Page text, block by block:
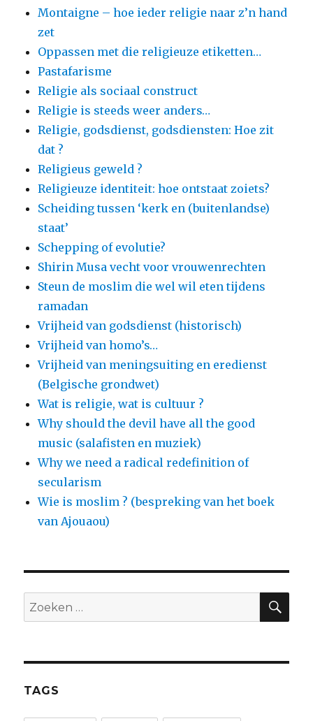
Montaigne – hoe ieder religie naar z’n hand
zet
Oppassen met die religieuze etiketten…
Pastafarisme
Religie als sociaal construct
Religie is steeds weer anders…
Religie, godsdienst, godsdiensten: Hoe zit
dat ?
Religieus geweld ?
Religieuze identiteit: hoe ontstaat zoiets?
Scheiding tussen ‘kerk en (buitenlandse)
staat’
Schepping of evolutie?
Shirin Musa vecht voor vrouwenrechten
Steun de moslim die wel wil eten tijdens
ramadan
Vrijheid van godsdienst (historisch)
Vrijheid van homo’s…
Vrijheid van meningsuiting en eredienst
(Belgische grondwet)
Wat is religie, wat is cultuur ?
Why should the devil have all the good
music (salafisten en muziek)
Why we need a radical redefinition of
secularism
Wie is moslim ? (bespreking van het boek
van Ajouaou)
Zoeken
naar:
TAGS